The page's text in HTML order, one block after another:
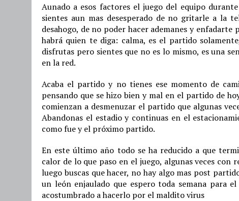
Aunado a esos factores el juego del equipo
sientes aun mas desesperado de no gritarle a la
desahogo, de no poder hacer ademanes y
habrá quien te diga: calma, es el partido
disfrutas pero sientes que no es lo mismo, es una
en la red.
Acaba el partido y no tienes ese momento de
pensando que se hizo bien y mal en el partido de
comienzan a desmenuzar el partido que algunas
Abandonas el estadio y continuas en el
como fue y el próximo partido.
En este último año todo se ha reducido a que
calor de lo que paso en el juego, algunas veces con
luego buscas que hacer, no hay algo mas post
un león enjaulado que espero toda semana para
acostumbrado a hacerlo por el maldito virus